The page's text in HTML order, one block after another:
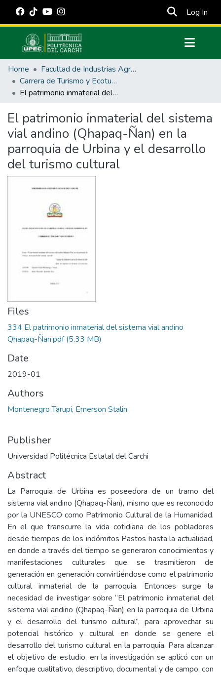
Log In
Communities & Collections
All of DSpace
Statistics
Estadísticas Externas
Manuales
Home
Facultad de Industrias Agropecuarias y Ciencias Ambientales
Carrera de Turismo y Ecoturimo
El patrimonio inmaterial del sistema vial andino (Qhapaq-Ñan) en la parroquia de Urbina y el desarrollo del turismo cultural
El patrimonio inmaterial del sistema
vial andino (Qhapaq-Ñan) en la
parroquia de Urbina y el desarrollo
del turismo cultural
Files
334 El patrimonio inmaterial del sistema vial andino
Qhapaq-Ñan.pdf(5.33 MB)
Date
2019-01
Authors
Montenegro Tarupi, Emerson Stalin
Publisher
Universidad Politécnica Estatal del Carchi
Abstract
La Parroquia de Urbina es poseedora de un tramo del
sistema vial andino (Qhapaq-Ñan), mismo que es reconocido
por la UNESCO como Patrimonio Cultural de la Humanidad.
En el que transcurre la vida cotidiana de los pobladores
desde tiempos de los indómitos Pastos hasta la actualidad,
en donde a través del tiempo se generaron conocimientos y
manifestaciones culturales que se trasmitieron de
generación en generación convirtiéndose como el patrimonio
cultural inmaterial de la parroquia. Entonces surge la
necesidad de investigar sobre “El patrimonio inmaterial del
sistema vial andino (Qhapaq-Ñan) en la parroquia de Urbina
y el desarrollo del turismo cultural”, para aprovechar su
potencial histórico y cultural en donde se genere el
desarrollo del turismo cultural en la parroquia. Para alcanzar
el objetivo de estudio, en la investigación se aplicó con un
enfoque cualitativo, descriptivo, documental y de campo, con